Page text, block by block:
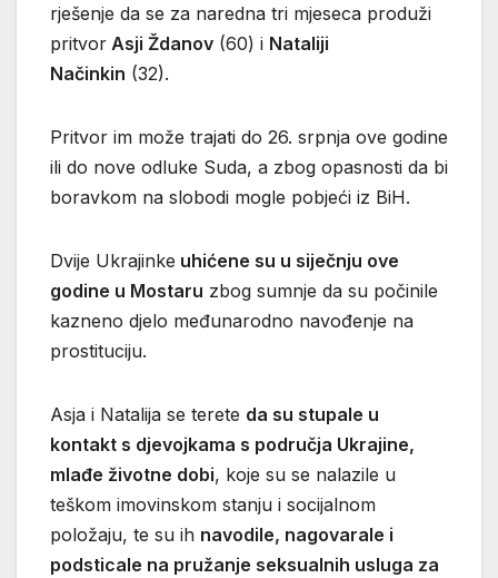
rješenje da se za naredna tri mjeseca produži
pritvor Asji Ždanov (60) i Nataliji
Načinkin (32).
Pritvor im može trajati do 26. srpnja ove godine
ili do nove odluke Suda, a zbog opasnosti da bi
boravkom na slobodi mogle pobjeći iz BiH.
Dvije Ukrajinke uhićene su u siječnju ove
godine u Mostaru zbog sumnje da su počinile
kazneno djelo međunarodno navođenje na
prostituciju.
Asja i Natalija se terete da su stupale u
kontakt s djevojkama s područja Ukrajine,
mlađe životne dobi, koje su se nalazile u
teškom imovinskom stanju i socijalnom
položaju, te su ih navodile, nagovarale i
podsticale na pružanje seksualnih usluga za